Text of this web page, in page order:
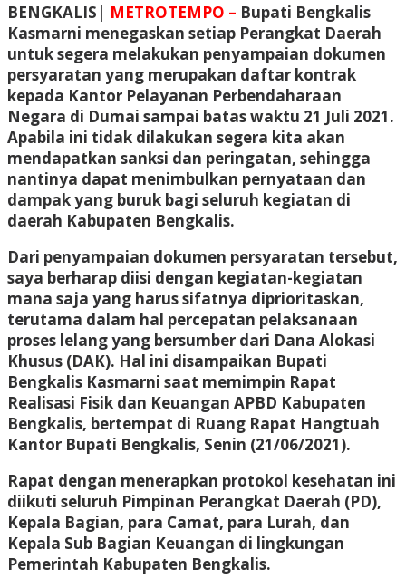
BENGKALIS| METROTEMPO – Bupati Bengkalis
Kasmarni menegaskan setiap Perangkat Daerah
untuk segera melakukan penyampaian dokumen
persyaratan yang merupakan daftar kontrak
kepada Kantor Pelayanan Perbendaharaan
Negara di Dumai sampai batas waktu 21 Juli 2021.
Apabila ini tidak dilakukan segera kita akan
mendapatkan sanksi dan peringatan, sehingga
nantinya dapat menimbulkan pernyataan dan
dampak yang buruk bagi seluruh kegiatan di
daerah Kabupaten Bengkalis.
Dari penyampaian dokumen persyaratan tersebut,
saya berharap diisi dengan kegiatan-kegiatan
mana saja yang harus sifatnya diprioritaskan,
terutama dalam hal percepatan pelaksanaan
proses lelang yang bersumber dari Dana Alokasi
Khusus (DAK). Hal ini disampaikan Bupati
Bengkalis Kasmarni saat memimpin Rapat
Realisasi Fisik dan Keuangan APBD Kabupaten
Bengkalis, bertempat di Ruang Rapat Hangtuah
Kantor Bupati Bengkalis, Senin (21/06/2021).
Rapat dengan menerapkan protokol kesehatan ini
diikuti seluruh Pimpinan Perangkat Daerah (PD),
Kepala Bagian, para Camat, para Lurah, dan
Kepala Sub Bagian Keuangan di lingkungan
Pemerintah Kabupaten Bengkalis.